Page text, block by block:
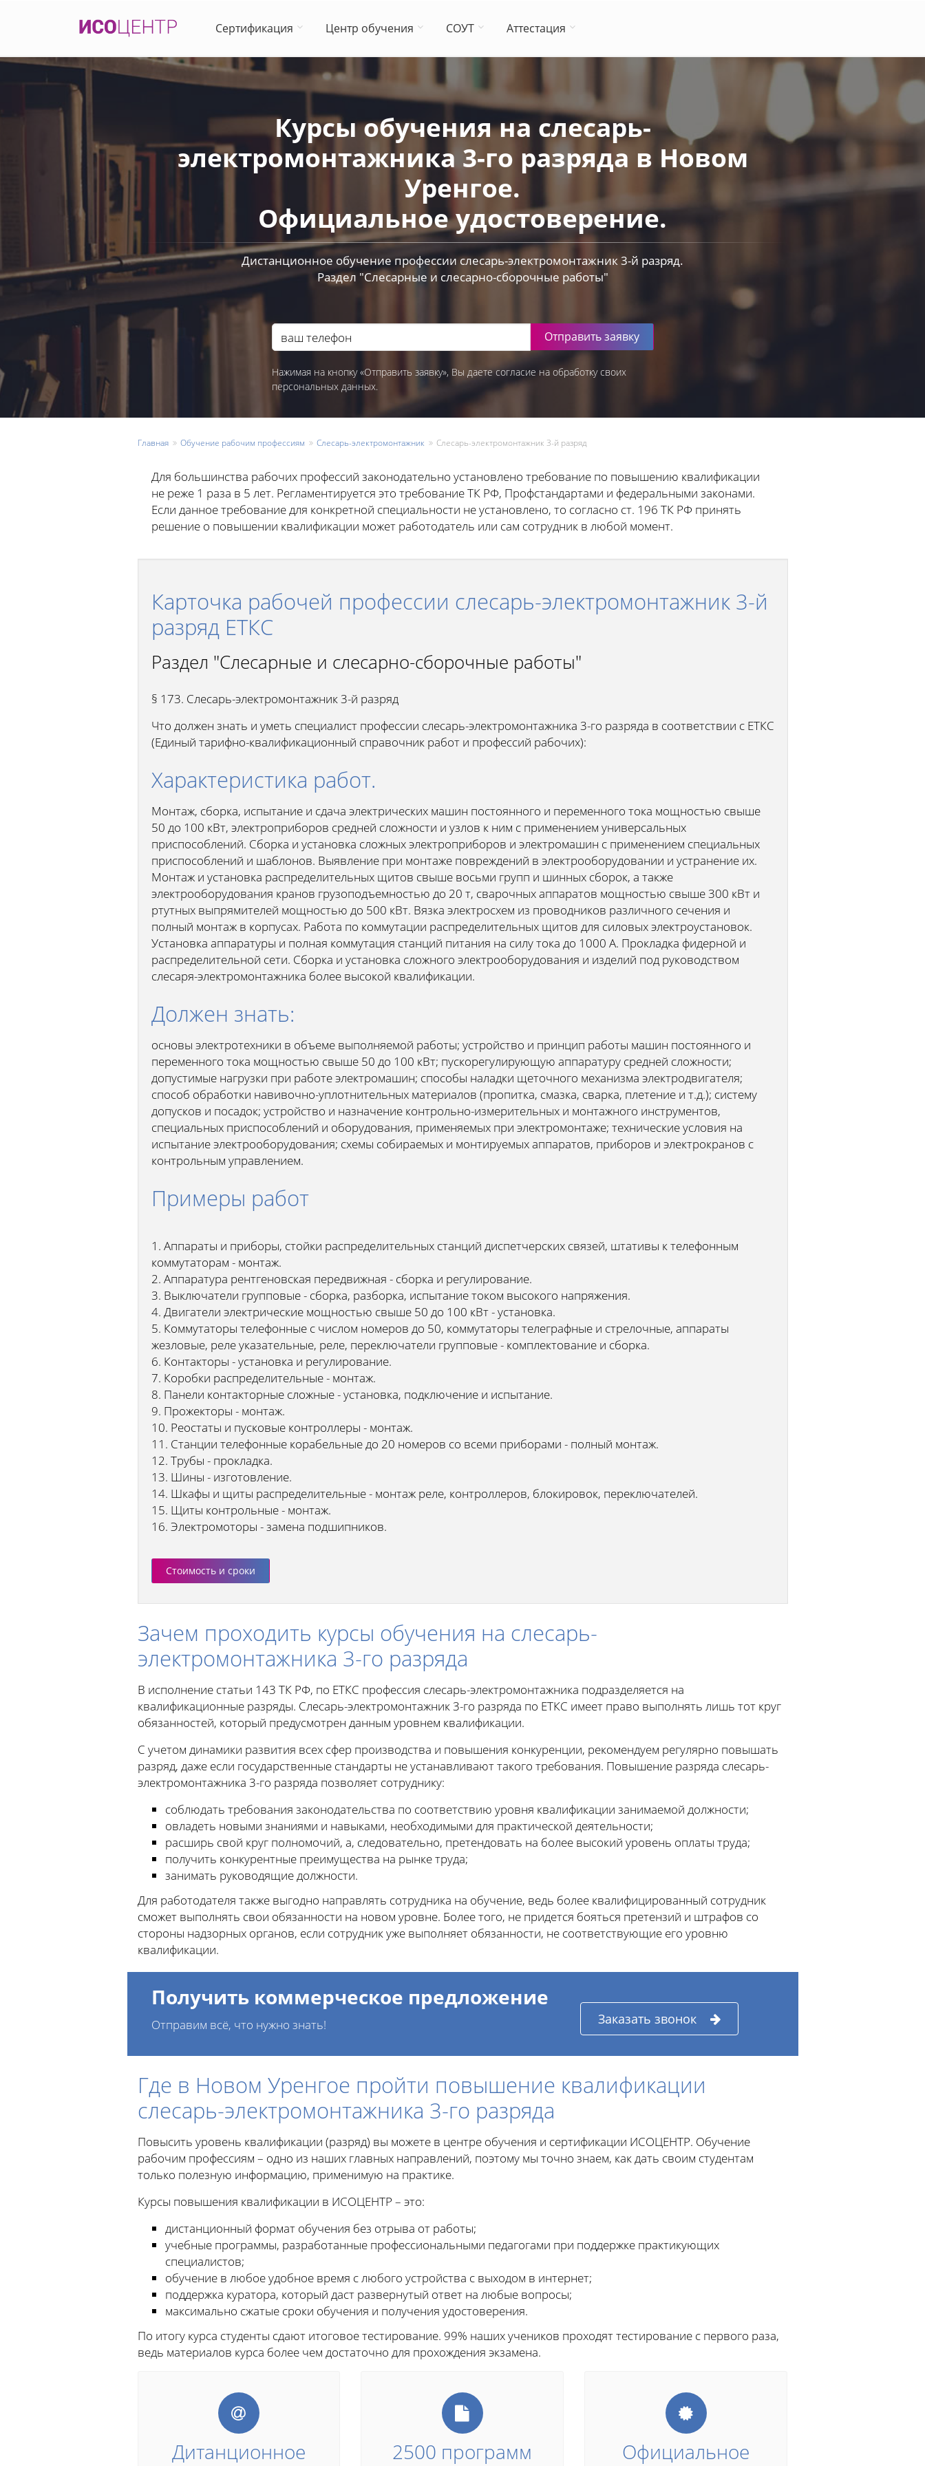
Сертификация Центр обучения СОУТ Аттестация
Курсы обучения на слесарь-
электромонтажника 3-го разряда в Новом
Уренгое.
Официальное удостоверение.
Дистанционное обучение профессии слесарь-электромонтажник 3-й разряд.
Раздел "Слесарные и слесарно-сборочные работы"
Отправить заявку
Нажимая на кнопку «Отправить заявку», Вы даете согласие на обработку своих
персональных данных.
Главная Обучение рабочим профессиям Слесарь-электромонтажник Слесарь-электромонтажник 3-й разряд
Для большинства рабочих профессий законодательно установлено требование по повышению квалификации
не реже 1 раза в 5 лет. Регламентируется это требование ТК РФ, Профстандартами и федеральными законами.
Если данное требование для конкретной специальности не установлено, то согласно ст. 196 ТК РФ принять
решение о повышении квалификации может работодатель или сам сотрудник в любой момент.
Карточка рабочей профессии слесарь-электромонтажник 3-й
разряд ЕТКС
Раздел "Слесарные и слесарно-сборочные работы"
§ 173. Слесарь-электромонтажник 3-й разряд
Что должен знать и уметь специалист профессии слесарь-электромонтажника 3-го разряда в соответствии с ЕТКС
(Единый тарифно-квалификационный справочник работ и профессий рабочих):
Характеристика работ.
Монтаж, сборка, испытание и сдача электрических машин постоянного и переменного тока мощностью свыше
50 до 100 кВт, электроприборов средней сложности и узлов к ним с применением универсальных
приспособлений. Сборка и установка сложных электроприборов и электромашин с применением специальных
приспособлений и шаблонов. Выявление при монтаже повреждений в электрооборудовании и устранение их.
Монтаж и установка распределительных щитов свыше восьми групп и шинных сборок, а также
электрооборудования кранов грузоподъемностью до 20 т, сварочных аппаратов мощностью свыше 300 кВт и
ртутных выпрямителей мощностью до 500 кВт. Вязка электросхем из проводников различного сечения и
полный монтаж в корпусах. Работа по коммутации распределительных щитов для силовых электроустановок.
Установка аппаратуры и полная коммутация станций питания на силу тока до 1000 А. Прокладка фидерной и
распределительной сети. Сборка и установка сложного электрооборудования и изделий под руководством
слесаря-электромонтажника более высокой квалификации.
Должен знать:
основы электротехники в объеме выполняемой работы; устройство и принцип работы машин постоянного и
переменного тока мощностью свыше 50 до 100 кВт; пускорегулирующую аппаратуру средней сложности;
допустимые нагрузки при работе электромашин; способы наладки щеточного механизма электродвигателя;
способ обработки навивочно-уплотнительных материалов (пропитка, смазка, сварка, плетение и т.д.); систему
допусков и посадок; устройство и назначение контрольно-измерительных и монтажного инструментов,
специальных приспособлений и оборудования, применяемых при электромонтаже; технические условия на
испытание электрооборудования; схемы собираемых и монтируемых аппаратов, приборов и электрокранов с
контрольным управлением.
Примеры работ
1. Аппараты и приборы, стойки распределительных станций диспетчерских связей, штативы к телефонным
коммутаторам - монтаж.
2. Аппаратура рентгеновская передвижная - сборка и регулирование.
3. Выключатели групповые - сборка, разборка, испытание током высокого напряжения.
4. Двигатели электрические мощностью свыше 50 до 100 кВт - установка.
5. Коммутаторы телефонные с числом номеров до 50, коммутаторы телеграфные и стрелочные, аппараты
жезловые, реле указательные, реле, переключатели групповые - комплектование и сборка.
6. Контакторы - установка и регулирование.
7. Коробки распределительные - монтаж.
8. Панели контакторные сложные - установка, подключение и испытание.
9. Прожекторы - монтаж.
10. Реостаты и пусковые контроллеры - монтаж.
11. Станции телефонные корабельные до 20 номеров со всеми приборами - полный монтаж.
12. Трубы - прокладка.
13. Шины - изготовление.
14. Шкафы и щиты распределительные - монтаж реле, контроллеров, блокировок, переключателей.
15. Щиты контрольные - монтаж.
16. Электромоторы - замена подшипников.
Стоимость и сроки
Зачем проходить курсы обучения на слесарь-
электромонтажника 3-го разряда
В исполнение статьи 143 ТК РФ, по ЕТКС профессия слесарь-электромонтажника подразделяется на
квалификационные разряды. Слесарь-электромонтажник 3-го разряда по ЕТКС имеет право выполнять лишь тот круг
обязанностей, который предусмотрен данным уровнем квалификации.
С учетом динамики развития всех сфер производства и повышения конкуренции, рекомендуем регулярно повышать
разряд, даже если государственные стандарты не устанавливают такого требования. Повышение разряда слесарь-
электромонтажника 3-го разряда позволяет сотруднику:
соблюдать требования законодательства по соответствию уровня квалификации занимаемой должности;
овладеть новыми знаниями и навыками, необходимыми для практической деятельности;
расширь свой круг полномочий, а, следовательно, претендовать на более высокий уровень оплаты труда;
получить конкурентные преимущества на рынке труда;
занимать руководящие должности.
Для работодателя также выгодно направлять сотрудника на обучение, ведь более квалифицированный сотрудник
сможет выполнять свои обязанности на новом уровне. Более того, не придется бояться претензий и штрафов со
стороны надзорных органов, если сотрудник уже выполняет обязанности, не соответствующие его уровню
квалификации.
Получить коммерческое предложение
Отправим всё, что нужно знать! Заказать звонок
Где в Новом Уренгое пройти повышение квалификации
слесарь-электромонтажника 3-го разряда
Повысить уровень квалификации (разряд) вы можете в центре обучения и сертификации ИСОЦЕНТР. Обучение
рабочим профессиям – одно из наших главных направлений, поэтому мы точно знаем, как дать своим студентам
только полезную информацию, применимую на практике.
Курсы повышения квалификации в ИСОЦЕНТР – это:
дистанционный формат обучения без отрыва от работы;
учебные программы, разработанные профессиональными педагогами при поддержке практикующих
специалистов;
обучение в любое удобное время с любого устройства с выходом в интернет;
поддержка куратора, который даст развернутый ответ на любые вопросы;
максимально сжатые сроки обучения и получения удостоверения.
По итогу курса студенты сдают итоговое тестирование. 99% наших учеников проходят тестирование с первого раза,
ведь материалов курса более чем достаточно для прохождения экзамена.
Дитанционное
2500 программ
Официальное